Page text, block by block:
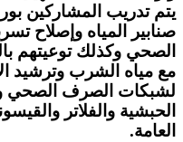
يتم تدريب المشاركين
صنابير المياه وإصلاح
الصحي وكذلك توعيتهم
مع مياه الشرب وترشيد
لشبكات الصرف الصحي
الحبشية والفلاتر
العامة.